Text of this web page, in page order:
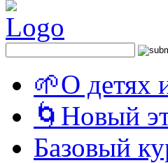
🌱О детях
🌀Новый
Базовый